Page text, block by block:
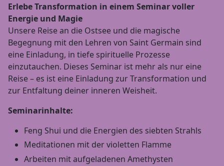
Erlebe Transformation in einem Seminar voller
Energie und Magie
Unsere Reise an die Ostsee und die magische
Begegnung mit den Lehren von Saint Germain sind
eine Einladung, in tiefe spirituelle Prozesse
einzutauchen. Dieses Seminar ist mehr als nur eine
Reise – es ist eine Einladung zur Transformation und
zur Entfaltung deiner inneren Weisheit.
Seminarinhalte:
Feng Shui und die Energien des siebten Strahls
Meditationen mit der violetten Flamme
Arbeiten mit aufgeladenen Amethysten